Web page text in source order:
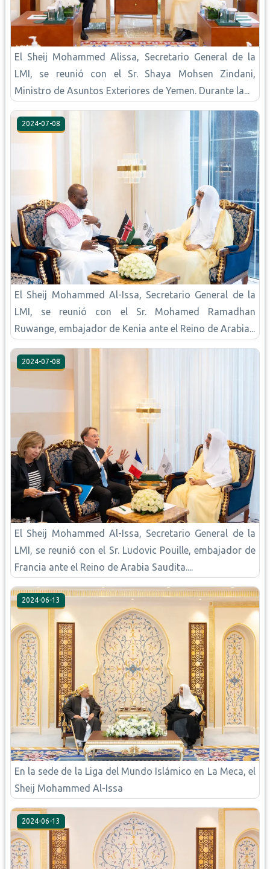
El Sheij Mohammed Alissa, Secretario General de la
LMI, se reunió con el Sr. Shaya Mohsen Zindani,
Ministro de Asuntos Exteriores de Yemen. Durante la...
2024-07-08
El Sheij Mohammed Al-Issa, Secretario General de la
LMI, se reunió con el Sr. Mohamed Ramadhan
Ruwange, embajador de Kenia ante el Reino de Arabia...
2024-07-08
El Sheij Mohammed Al-Issa, Secretario General de la
LMI, se reunió con el Sr. Ludovic Pouille, embajador de
Francia ante el Reino de Arabia Saudita....
2024-06-13
En la sede de la Liga del Mundo Islámico en La Meca, el
Sheij Mohammed Al-Issa
2024-06-13